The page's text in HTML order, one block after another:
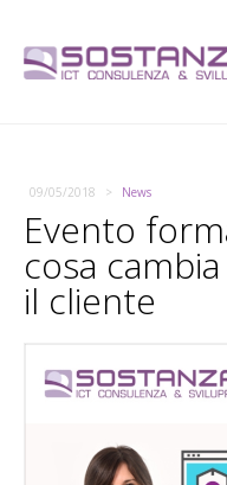
09/05/2018 News
Evento
cosa
il cliente